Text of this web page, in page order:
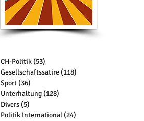
CH-Politik (53)
Gesellschaftssatire (118)
Sport (36)
Unterhaltung (128)
Divers (5)
Politik International (24)